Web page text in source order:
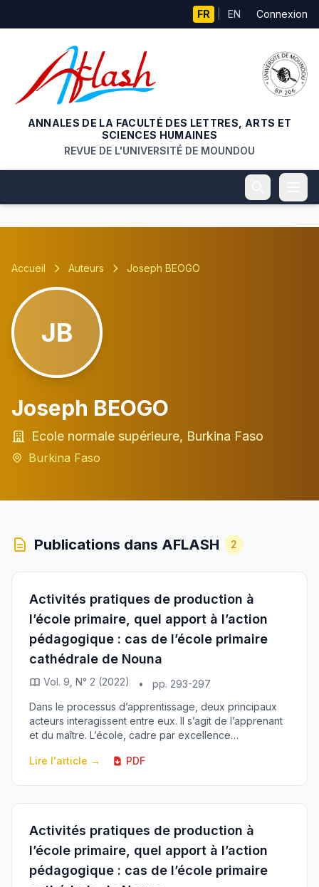
FR EN Connexion
ANNALES DE LA FACULTÉ DES LETTRES, ARTS ET
SCIENCES HUMAINES
REVUE DE L'UNIVERSITÉ DE MOUNDOU
Accueil Auteurs Joseph BEOGO
JB
Joseph BEOGO
Ecole normale supérieure, Burkina Faso
Burkina Faso
Publications dans AFLASH 2
Activités pratiques de production à
l’école primaire, quel apport à l’action
pédagogique : cas de l’école primaire
cathédrale de Nouna
Vol. 9, N° 2 (2022) •
pp. 293-297
Dans le processus d’apprentissage, deux principaux
acteurs interagissent entre eux. Il s’agit de l’apprenant
et du maître. L’école, cadre par excellence
Lire l'article →
PDF
Activités pratiques de production à
l’école primaire, quel apport à l’action
pédagogique : cas de l’école primaire